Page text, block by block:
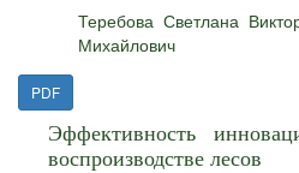
Теребова Светлана
Михайлович
PDF
Эффективность
воспроизводстве лесов